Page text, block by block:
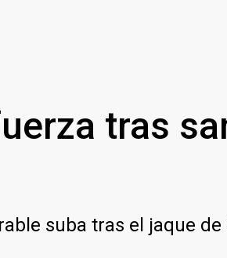
tras
suba tras el jaque